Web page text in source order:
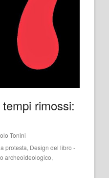
rimossi:
Tonini
protesta, Design del libro -
archeoideologico,